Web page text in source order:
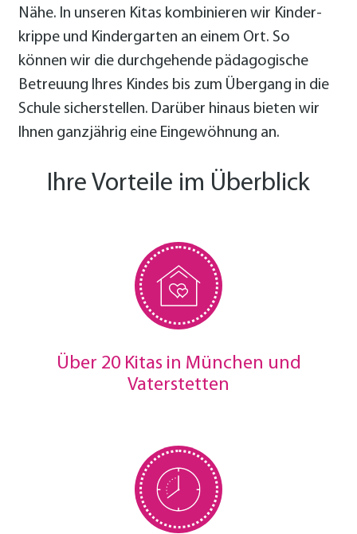
Nähe. In unseren Kitas kombinieren wir Kinder­
krippe und Kinder­garten an einem Ort. So
können wir die durch­gehende pädago­gische
Betreuung Ihres Kindes bis zum Übergang in die
Schule sicher­stellen. Darüber hinaus bieten wir
Ihnen ganzjährig eine Eingewöhnung an.
Ihre Vorteile im Überblick
Über 20 Kitas in München und
Vaterstetten